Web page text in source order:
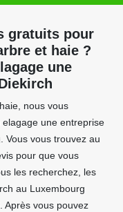
gratuits pour
et haie ?
une
nous vous
une entreprise
Vous vous trouvez au
pour que vous
les recherchez, les
au Luxembourg
Après vous pouvez